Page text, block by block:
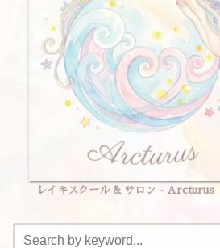
レイキスクール & サロン - Arcturus